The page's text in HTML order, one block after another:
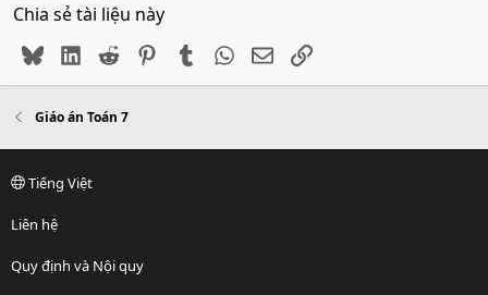
Chia sẻ tài liệu này
BlueskyLinkedIn
Reddit PinterestTumblr WhatsApp
EmailLink
Giáo án Toán 7
Tiếng Việt
Liên hệ
Quy định và Nội quy